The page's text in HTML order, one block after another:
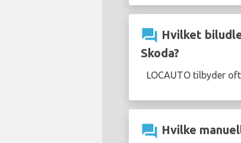
question_answer Hvilket
Skoda?
LOCAUTO tilbyder
question_answer Hvilke